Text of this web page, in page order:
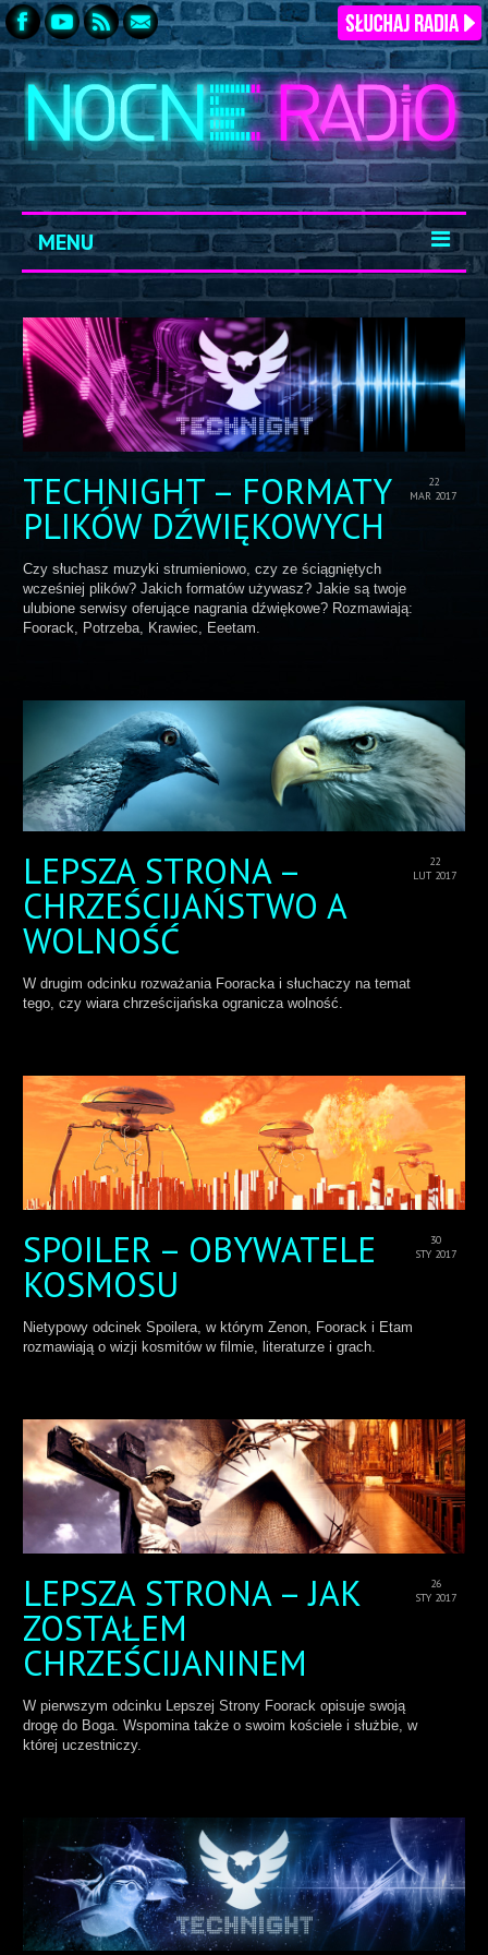
MENU
START
ARCHIWUM
KONTAKT
LOGOWANIE
22
MAR 2017
TECHNIGHT – FORMATY
PLIKÓW DŹWIĘKOWYCH
Czy słuchasz muzyki strumieniowo, czy ze ściągniętych
wcześniej plików? Jakich formatów używasz? Jakie są twoje
ulubione serwisy oferujące nagrania dźwiękowe? Rozmawiają:
Foorack, Potrzeba, Krawiec, Eeetam.
22
LUT 2017
LEPSZA STRONA –
CHRZEŚCIJAŃSTWO A
WOLNOŚĆ
W drugim odcinku rozważania Fooracka i słuchaczy na temat
tego, czy wiara chrześcijańska ogranicza wolność.
30
STY 2017
SPOILER – OBYWATELE
KOSMOSU
Nietypowy odcinek Spoilera, w którym Zenon, Foorack i Etam
rozmawiają o wizji kosmitów w filmie, literaturze i grach.
26
STY 2017
LEPSZA STRONA – JAK
ZOSTAŁEM
CHRZEŚCIJANINEM
W pierwszym odcinku Lepszej Strony Foorack opisuje swoją
drogę do Boga. Wspomina także o swoim kościele i służbie, w
której uczestniczy.